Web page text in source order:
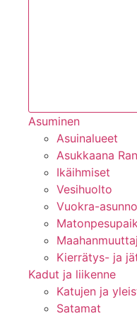
Asuminen
Asuinalueet
Asukkaana
Ikäihmiset
Vesihuolto
Vuokra-
Kierrätys- ja
Kadut ja liikenne
Katujen ja
Satamat